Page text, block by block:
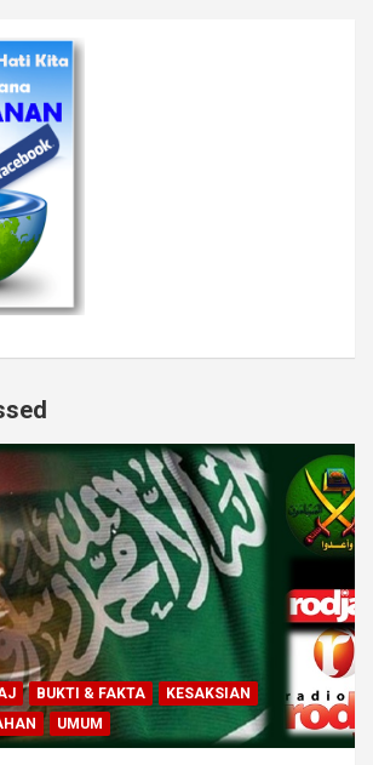
BUKTI & FAKTA
KESAKSIAN
UMUM